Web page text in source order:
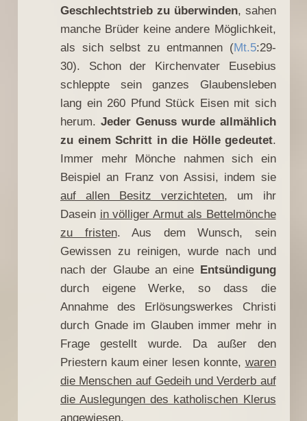
Geschlechtstrieb zu überwinden, sahen
manche Brüder keine andere Möglichkeit,
als sich selbst zu entmannen (Mt.5:29-
30). Schon der Kirchenvater Eusebius
schleppte sein ganzes Glaubensleben
lang ein 260 Pfund Stück Eisen mit sich
herum. Jeder Genuss wurde allmählich
zu einem Schritt in die Hölle gedeutet.
Immer mehr Mönche nahmen sich ein
Beispiel an Franz von Assisi, indem sie
auf allen Besitz verzichteten, um ihr
Dasein in völliger Armut als Bettelmönche
zu fristen. Aus dem Wunsch, sein
Gewissen zu reinigen, wurde nach und
nach der Glaube an eine
Entsündigung
durch eigene Werke, so dass die
Annahme des Erlösungswerkes Christi
durch Gnade im Glauben immer mehr in
Frage gestellt wurde. Da außer den
Priestern kaum einer lesen konnte, waren
die Menschen auf Gedeih und Verderb auf
die Auslegungen des katholischen Klerus
angewiesen.